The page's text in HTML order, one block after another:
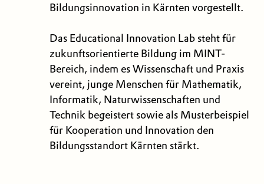
Bildungsinnovation in Kärnten vorgestellt.
Das Educational Innovation Lab steht für
zukunftsorientierte Bildung im MINT-
Bereich, indem es Wissenschaft und Praxis
vereint, junge Menschen für Mathematik,
Informatik, Naturwissenschaften und
Technik begeistert sowie als Musterbeispiel
für Kooperation und Innovation den
Bildungsstandort Kärnten stärkt.